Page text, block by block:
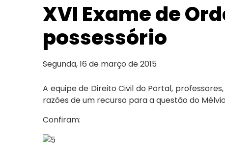
XVI Exame de
possessório
Segunda, 16 de março de 2015
A equipe de Direito Civil do Portal,
razões de um recurso para a questão do
Confiram: